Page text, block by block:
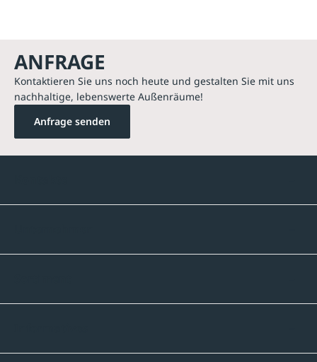
ANFRAGE
Kontaktieren Sie uns noch heute und gestalten Sie mit uns
nachhaltige, lebenswerte Außenräume!
Anfrage senden